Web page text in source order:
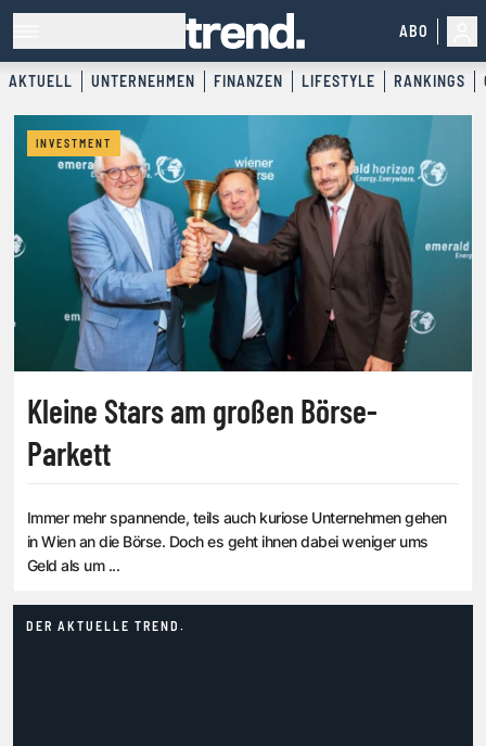
ABO
AKTUELL UNTERNEHMEN FINANZEN LIFESTYLE RANKINGS
trend. FOR BUSINESS
INVESTMENT
Kleine Stars am großen Börse-
Parkett
Immer mehr spannende, teils auch kuriose Unternehmen gehen
in Wien an die Börse. Doch es geht ihnen dabei weniger ums
Geld als um ...
DER AKTUELLE TREND.